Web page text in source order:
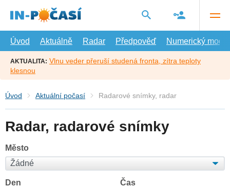
hlavní
Úvod
Aktuálně Radar Předpověď Numerický model
AKTUALITA: Vlnu veder přeruší studená fronta, zítra teploty
klesnou
Úvod Aktuální počasí Radarové snímky, radar
Radar, radarové snímky
Město
Den Čas